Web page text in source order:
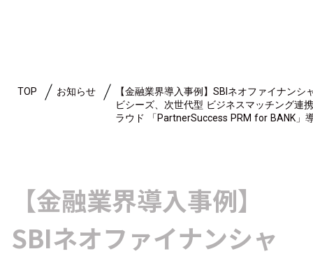
TOP お知らせ
【金融業界導入事例】SBIネオファイナンシ
ビシーズ、次世代型 ビジネスマッチング連
ラウド 「PartnerSuccess PRM for BANK」
【金融業界導入事例】
SBIネオファイナンシャ